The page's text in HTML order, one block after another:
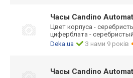
Часы Candino
Цвет корпуса -
циферблата -
Deka.ua
З нами 9 років
Часы Candino